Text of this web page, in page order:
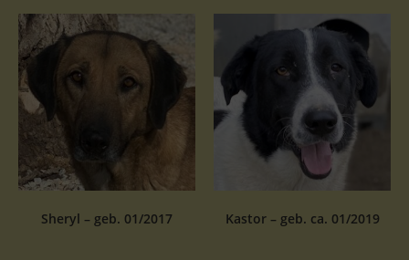
Sheryl – geb. 01/2017 Kastor – geb. ca. 01/2019